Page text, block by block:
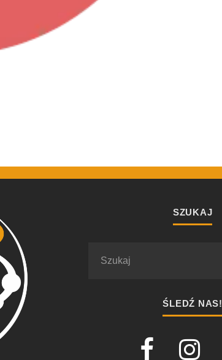
SZUKAJ
ŚLEDŹ NAS!